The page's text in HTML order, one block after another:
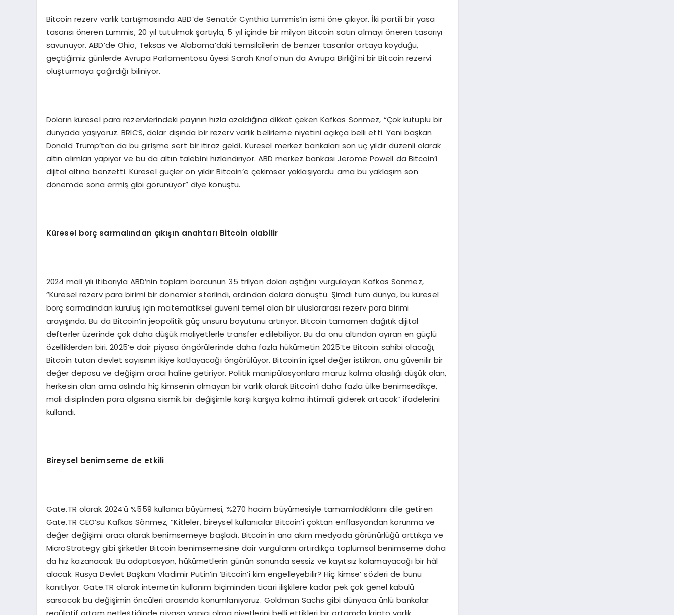
Bitcoin rezerv varlık tartışmasında ABD’de Senatör Cynthia Lummis’in ismi öne çıkıyor. İki partili bir yasa
tasarısı öneren Lummis, 20 yıl tutulmak şartıyla, 5 yıl içinde bir milyon Bitcoin satın almayı öneren tasarıyı
savunuyor. ABD’de Ohio, Teksas ve Alabama’daki temsilcilerin de benzer tasarılar ortaya koyduğu,
geçtiğimiz günlerde Avrupa Parlamentosu üyesi Sarah Knafo’nun da Avrupa Birliği’ni bir Bitcoin rezervi
oluşturmaya çağırdığı biliniyor.
Doların küresel para rezervlerindeki payının hızla azaldığına dikkat çeken Kafkas Sönmez, “Çok kutuplu bir
dünyada yaşıyoruz. BRICS, dolar dışında bir rezerv varlık belirleme niyetini açıkça belli etti. Yeni başkan
Donald Trump’tan da bu girişme sert bir itiraz geldi. Küresel merkez bankaları son üç yıldır düzenli olarak
altın alımları yapıyor ve bu da altın talebini hızlandırıyor. ABD merkez bankası Jerome Powell da Bitcoin’i
dijital altına benzetti. Küresel güçler on yıldır Bitcoin’e çekimser yaklaşıyordu ama bu yaklaşım son
dönemde sona ermiş gibi görünüyor” diye konuştu.
Küresel borç sarmalından çıkışın anahtarı Bitcoin olabilir
2024 mali yılı itibarıyla ABD’nin toplam borcunun 35 trilyon doları aştığını vurgulayan Kafkas Sönmez,
“Küresel rezerv para birimi bir dönemler sterlindi, ardından dolara dönüştü. Şimdi tüm dünya, bu küresel
borç sarmalından kuruluş için matematiksel güveni temel alan bir uluslararası rezerv para birimi
arayışında. Bu da Bitcoin’in jeopolitik güç unsuru boyutunu artırıyor. Bitcoin tamamen dağıtık dijital
defterler üzerinde çok daha düşük maliyetlerle transfer edilebiliyor. Bu da onu altından ayıran en güçlü
özelliklerden biri. 2025’e dair piyasa öngörülerinde daha fazla hükümetin 2025’te Bitcoin sahibi olacağı,
Bitcoin tutan devlet sayısının ikiye katlayacağı öngörülüyor. Bitcoin’in içsel değer istikrarı, onu güvenilir bir
değer deposu ve değişim aracı haline getiriyor. Politik manipülasyonlara maruz kalma olasılığı düşük olan,
herkesin olan ama aslında hiç kimsenin olmayan bir varlık olarak Bitcoin’i daha fazla ülke benimsedikçe,
mali disiplinden para algısına sismik bir değişimle karşı karşıya kalma ihtimali giderek artacak” ifadelerini
kullandı.
Bireysel benimseme de etkili
Gate.TR olarak 2024’ü %559 kullanıcı büyümesi, %270 hacim büyümesiyle tamamladıklarını dile getiren
Gate.TR CEO’su Kafkas Sönmez, “Kitleler, bireysel kullanıcılar Bitcoin’i çoktan enflasyondan korunma ve
değer değişimi aracı olarak benimsemeye başladı. Bitcoin’in ana akım medyada görünürlüğü arttıkça ve
MicroStrategy gibi şirketler Bitcoin benimsemesine dair vurgularını artırdıkça toplumsal benimseme daha
da hız kazanacak. Bu adaptasyon, hükümetlerin günün sonunda sessiz ve kayıtsız kalamayacağı bir hâl
alacak. Rusya Devlet Başkanı Vladimir Putin’in ‘Bitcoin’i kim engelleyebilir? Hiç kimse’ sözleri de bunu
kanıtlıyor. Gate.TR olarak internetin kullanım biçiminden ticari ilişkilere kadar pek çok genel kabulü
sarsacak bu değişimin öncüleri arasında konumlanıyoruz. Goldman Sachs gibi dünyaca ünlü bankalar